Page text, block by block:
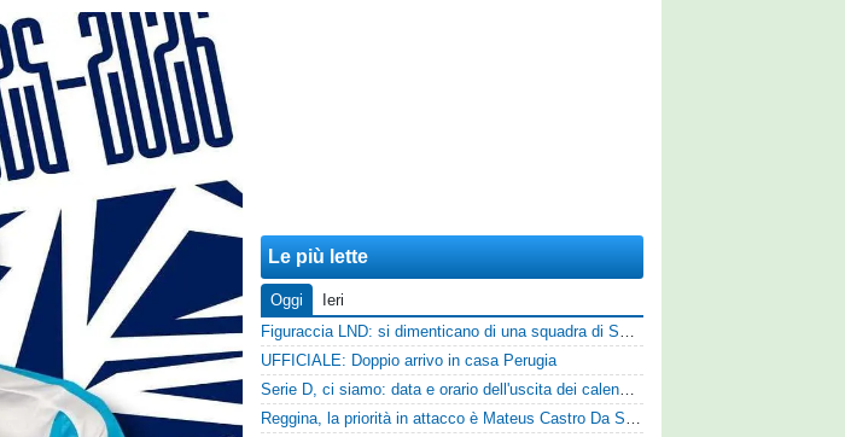
Le più lette
Oggi
Ieri
Figuraccia LND: si dimenticano di una squadra di Serie D, è da rifare il programma Coppa Italia
UFFICIALE: Doppio arrivo in casa Perugia
Serie D, ci siamo: data e orario dell'uscita dei calendari ufficiali
Reggina, la priorità in attacco è Mateus Castro Da Silva: ore decisive per la fumata bianca